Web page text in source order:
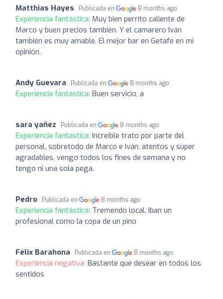
Matthias Hayes Publicada en 8 months ago
Experiencia fantástica: Muy bien perrito caliente de
Marco y buen precios también. Y el camarero Iván
también es muy amable. El mejor bar en Getafe en mi
opinión.
Andy Guevara Publicada en 8 months ago
Experiencia fantástica: Buen servicio, a
sara yañez Publicada en 8 months ago
Experiencia fantástica: Increíble trato por parte del
personal, sobretodo de Marco e Iván, atentos y súper
agradables, vengo todos los fines de semana y no
tengo ni una sola pega.
Pedro Publicada en 8 months ago
Experiencia fantástica: Tremendo local, iban un
profesional como la copa de un pino
Félix Barahona Publicada en 8 months ago
Experiencia negativa: Bastante que desear en todos los
sentidos